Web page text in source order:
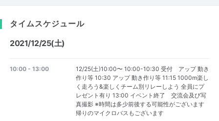
タイムスケジュール
2021/12/25(土)
10:00 - 13:00
12/25(土)10:00〜 10:00-10:30 受付 アップ 動き
作り等 10:30 アップ 動き作り等 11:15 1000m楽し
く走ろう&楽しくチーム別リレーしよう 全員にプ
レゼント有り 13:00 イベント終了 交流会及び写
真撮影 ※時間は多少前後する可能性がございます
帰りのマイクロバスもございます